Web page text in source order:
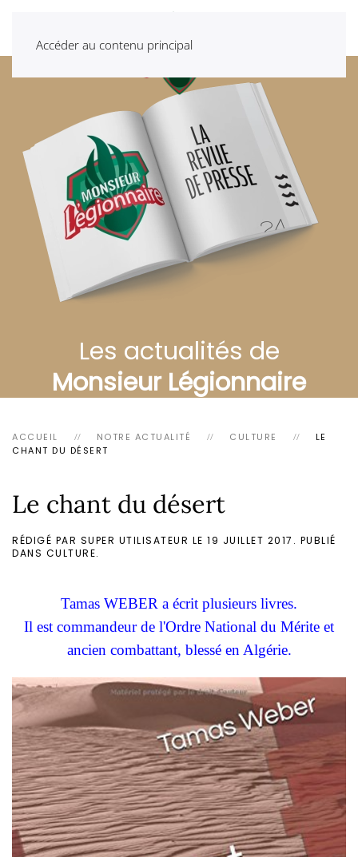
Accéder au contenu principal
Les actualités de
Monsieur Légionnaire
ACCUEIL NOTRE ACTUALITÉ CULTURE
LE
CHANT DU DÉSERT
Le chant du désert
RÉDIGÉ PAR SUPER UTILISATEUR LE 19 JUILLET 2017 . PUBLIÉ
DANS CULTURE.
Tamas WEBER a écrit plusieurs livres.
Il est commandeur de l'Ordre National du Mérite et
ancien combattant, blessé en Algérie.